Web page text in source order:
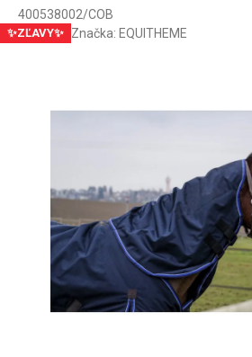
400538002/COB
✨ZĽAVY✨ Značka: EQUITHEME